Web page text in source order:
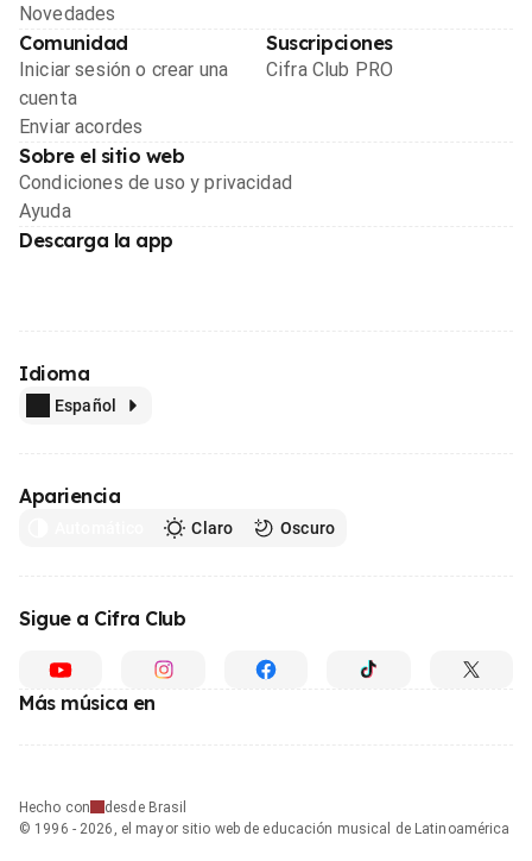
Novedades
Comunidad
Iniciar sesión o crear una
cuenta
Enviar acordes
Suscripciones
Cifra Club PRO
Sobre el sitio web
Condiciones de uso y privacidad
Ayuda
Descarga la app
Idioma
Español
Apariencia
Claro Oscuro
Sigue a Cifra Club
Más música en
Hecho con
desde Brasil
© 1996 - 2026, el mayor sitio web de educación musical de Latinoamérica